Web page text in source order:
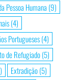
Pessoa Humana (9)
(4)
Portugueses(4)
de Refugiado(5)
Extradição(5)